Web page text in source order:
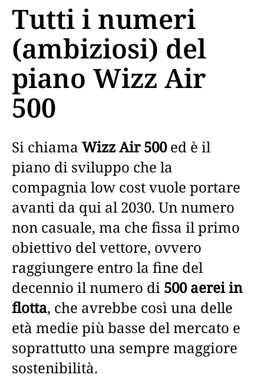
Tutti i numeri
(ambiziosi) del
piano Wizz Air
500
Si chiama Wizz Air 500ed è il
piano di sviluppo che la
compagnia low cost vuole portare
avanti da qui al 2030. Un numero
non casuale, ma che fissa il primo
obiettivo del vettore, ovvero
raggiungere entro la fine del
decennio il numero di 500 aerei in
flotta, che avrebbe così una delle
età medie più basse del mercato e
soprattutto una sempre maggiore
sostenibilità.